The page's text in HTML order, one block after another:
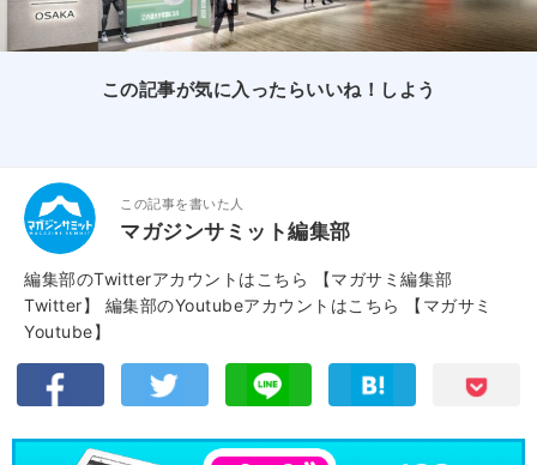
この記事が気に入ったらいいね！しよう
この記事を書いた人
マガジンサミット編集部
編集部のTwitterアカウントはこちら
【マガサミ編集部
Twitter】
編集部のYoutubeアカウントはこちら
【マガサミ
Youtube】